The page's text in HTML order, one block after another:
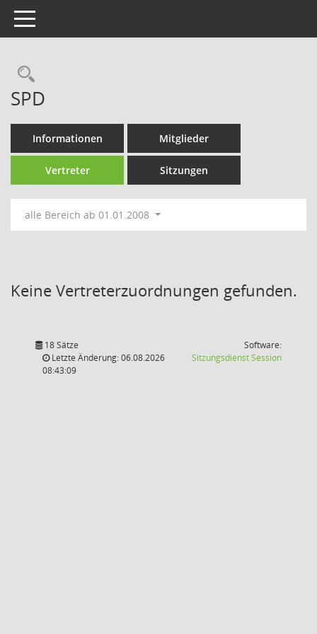
Toggle navigation
Rechercheauswahl
SPD
Informationen Mitglieder
Vertreter Sitzungen
alle Bereich ab 01.01.2008
Keine Vertreterzuordnungen gefunden.
18 Sätze
Letzte Änderung: 06.08.2026
08:43:09
Software:
SitzungsdienstSession(Wird in